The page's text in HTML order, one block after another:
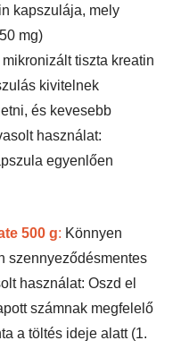
kapszulája, mely
mg)
tiszta kreatin
kivitelnek
és kevesebb
használat:
egyenlően
500 g: Könnyen
szennyeződésmentes
használat: Oszd el
számnak megfelelő
a töltés ideje alatt (1.